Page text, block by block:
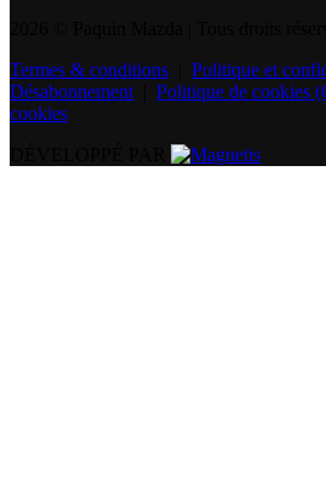
Termes & conditions
Politique et
Désabonnement
Politique de cookies
cookies